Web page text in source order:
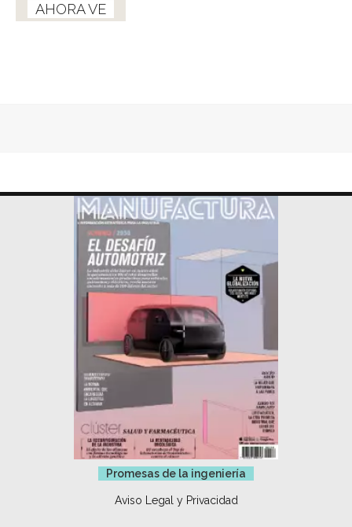
AHORA VE
Promesas de la ingeniería
Aviso Legal y Privacidad